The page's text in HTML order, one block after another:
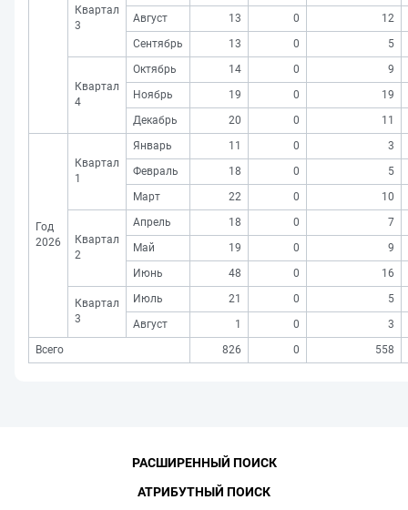
Квартал
3
Август
13 0
12
Сентябрь
13 0 5
Квартал
4
Октябрь 14 0
9
Ноябрь
19 0
19
Декабрь
20 0 11
Год
2026
Квартал
1
Январь 11 0
3
Февраль
18 0
5
Март
22 0 10
Квартал
2
Апрель 18 0
7
Май
19 0
9
Июнь
48 0 16
Квартал
3
Июль 21 0
5
Август
1 0
3
Всего
826 0 558
РАСШИРЕННЫЙ ПОИСК
АТРИБУТНЫЙ ПОИСК